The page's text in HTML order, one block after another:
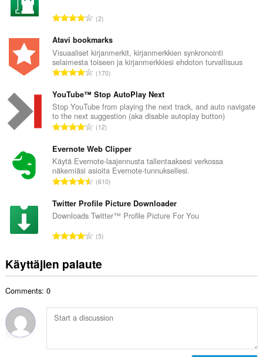
A
v
i
o
i
a
y
h
e
e
n
s
:
2
Atavi bookmarks
Visuaaliset kirjanmerkit, kirjanmerkkien synkronointi
selaimesta toiseen ja kirjanmerkkiesi ehdoton turvallisuus
A
v
i
o
i
a
y
h
e
e
s
:
170
YouTube™ Stop AutoPlay Next
Stop YouTube from playing the next track, and auto navigate
to the next suggestion (aka disable autoplay button)
A
v
i
o
i
a
y
h
e
n
:
12
Evernote Web Clipper
Käytä Evernote-laajennusta tallentaaksesi verkossa
näkemiäsi asioita Evernote-tunnuksellesi.
A
v
i
i
a
y
e
e
610
Twitter Profile Picture Downloader
Downloads Twitter™ Profile Picture For You
A
v
i
t
a
t
5
Käyttäjien palaute
Comments: 0